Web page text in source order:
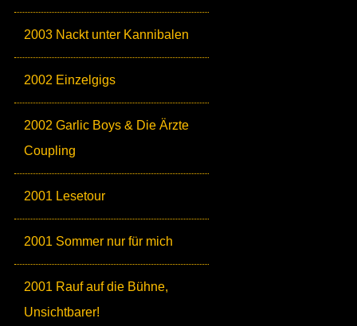
2003 Nackt unter Kannibalen
2002 Einzelgigs
2002 Garlic Boys & Die Ärzte
Coupling
2001 Lesetour
2001 Sommer nur für mich
2001 Rauf auf die Bühne,
Unsichtbarer!